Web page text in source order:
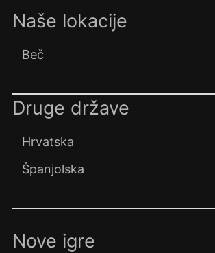
Naše lokacije
Beč
Druge države
Hrvatska
Španjolska
Nove igre